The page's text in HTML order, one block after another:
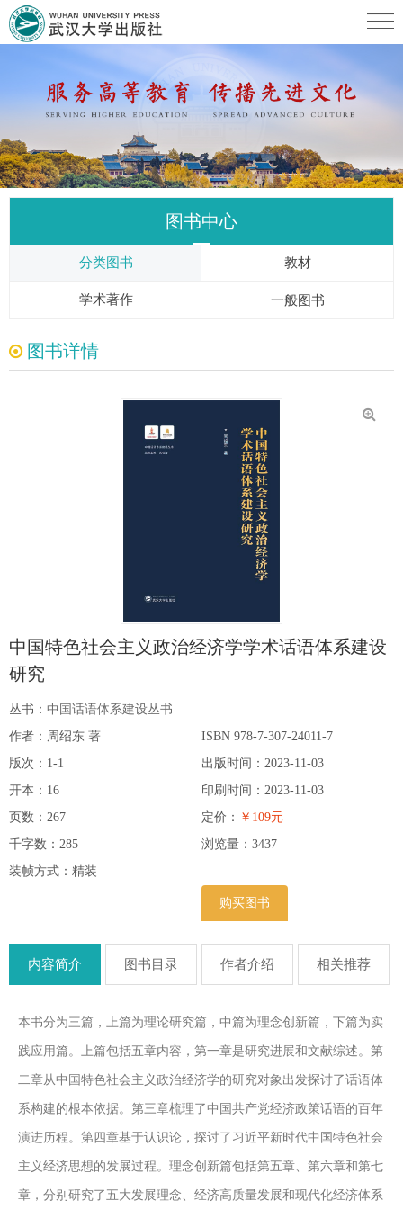
图书中心
分类图书 教材
学术著作 一般图书
图书详情
中国特色社会主义政治经济学学术话语体系建设
研究
丛书： 中国话语体系建设丛书
作者：周绍东 著
版次：1-1
开本：16
页数：267
千字数：285
装帧方式：精装
ISBN 978-7-307-24011-7
出版时间：2023-11-03
印刷时间：2023-11-03
定价： ￥109元
浏览量： 3437
购买图书
内容简介 图书目录 作者介绍 相关推荐
本书分为三篇，上篇为理论研究篇，中篇为理念创新篇，下篇为实
践应用篇。上篇包括五章内容，第一章是研究进展和文献综述。第
二章从中国特色社会主义政治经济学的研究对象出发探讨了话语体
系构建的根本依据。第三章梳理了中国共产党经济政策话语的百年
演进历程。第四章基于认识论，探讨了习近平新时代中国特色社会
主义经济思想的发展过程。理念创新篇包括第五章、第六章和第七
章，分别研究了五大发展理念、经济高质量发展和现代化经济体系